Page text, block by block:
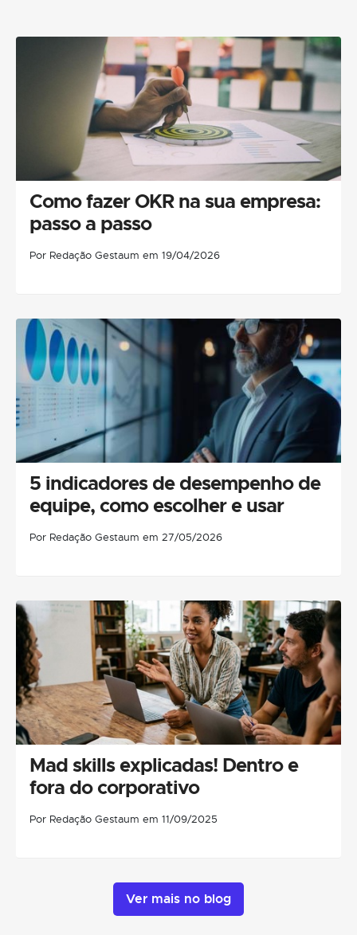
Como fazer OKR na sua empresa:
passo a passo
Por Redação Gestaum em 19/04/2026
5 indicadores de desempenho de
equipe, como escolher e usar
Por Redação Gestaum em 27/05/2026
Mad skills explicadas! Dentro e
fora do corporativo
Por Redação Gestaum em 11/09/2025
Ver mais no blog